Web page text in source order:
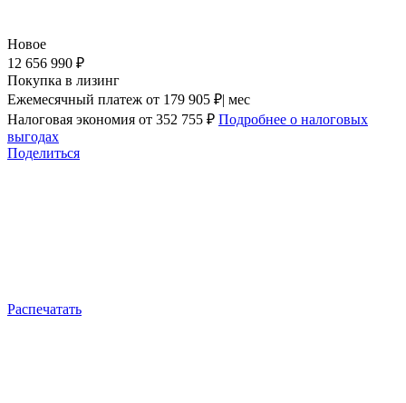
Новое
12 656 990 ₽
Покупка в лизинг
Ежемесячный платеж от 179 905 ₽| мес
Налоговая экономия от 352 755 ₽ Подробнее о налоговых
выгодах
Поделиться
Распечатать